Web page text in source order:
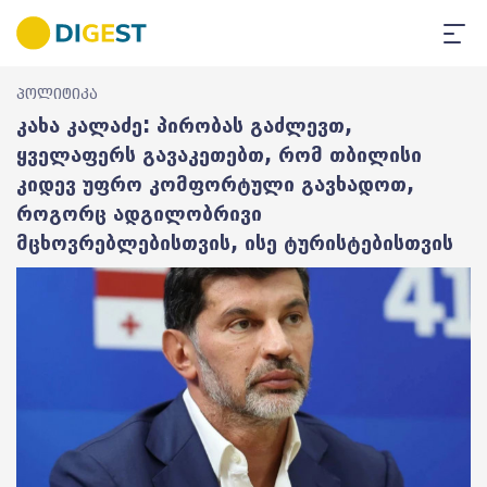
პოლიტიკა
კახა კალაძე: პირობას გაძლევთ,
ყველაფერს გავაკეთებთ, რომ თბილისი
კიდევ უფრო კომფორტული გავხადოთ,
როგორც ადგილობრივი
მცხოვრებლებისთვის, ისე ტურისტებისთვის